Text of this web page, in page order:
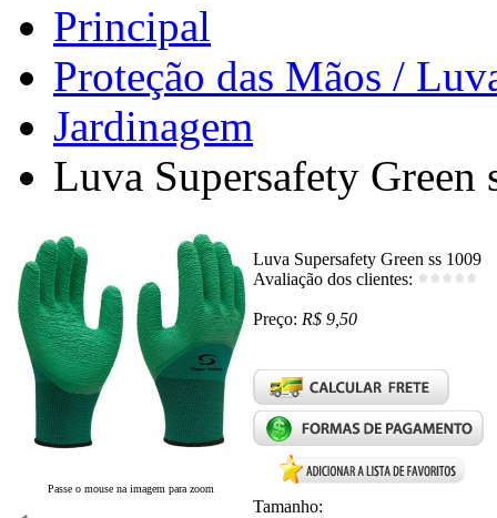
Principal
Proteção das Mãos /
Jardinagem
Luva Supersafety Green
Passe o mouse na imagem para zoom
Luva Supersafety Green ss 1009
Avaliação dos clientes:
Preço: R$ 9,50
Tamanho: